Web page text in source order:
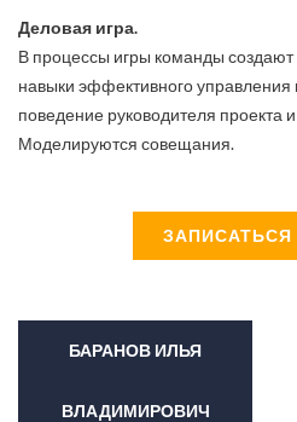
Деловая игра.
В процессы игры команды создают
навыки эффективного
поведение руководителя проекта
Моделируются совещания.
ЗАПИСАТЬСЯ
БАРАНОВ ИЛЬЯ
ВЛАДИМИРОВИЧ